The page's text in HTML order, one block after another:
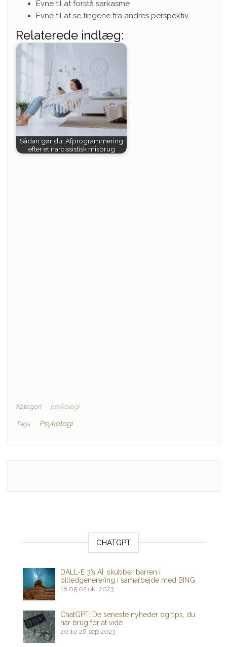
Evne til at forstå sarkasme
Evne til at se tingene fra andres perspektiv
Relaterede indlæg:
Sådan gør du: Afprogrammering
efter et narcissistisk misbrug
Kategori psykologi
Tags Psykologi
CHATGPT
DALL-E 3’s AI, skubber barren i
billedgenerering i samarbejde med BING
18:05 02 okt 2023
ChatGPT: De seneste nyheder og tips, du
har brug for at vide
20:10 28 sep 2023